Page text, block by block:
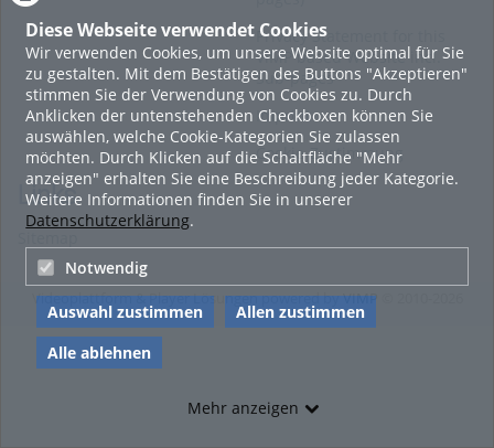
Diese Webseite verwendet Cookies
Wir verwenden Cookies, um unsere Website optimal für Sie
zu gestalten. Mit dem Bestätigen des Buttons "Akzeptieren"
stimmen Sie der Verwendung von Cookies zu. Durch
Anklicken der untenstehenden Checkboxen können Sie
auswählen, welche Cookie-Kategorien Sie zulassen
möchten. Durch Klicken auf die Schaltfläche "Mehr
anzeigen" erhalten Sie eine Beschreibung jeder Kategorie.
Weitere Informationen finden Sie in unserer
Datenschutzerklärung.
Notwendig
Auswahl zustimmen
Allen zustimmen
Alle ablehnen
Mehr anzeigen
Privacy Statement for this
ViMP based Website incl.
Sub-pages
Imprint
Cookie-Zustimmung
Links
Videoplattform & Player Lösungen powered byVIMP